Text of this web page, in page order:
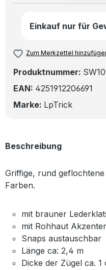
Einkauf nur für
Zum Merkzettel
Produktnummer:
EAN: 4251912206691
Marke: LpTrick
Beschreibung
Griffige, rund
Farben.
mit brauner
mit Rohhaut
Snaps austauschbar
Länge ca: 2,4 m
Dicke der Zügel ca. 1